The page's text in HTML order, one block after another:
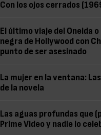
Con los ojos cerrados
El último viaje del Oneida
negra de Hollywood con
punto de ser asesinado
La mujer en la ventana:
de la novela
Las aguas profundas que
Prime Video y nadie lo